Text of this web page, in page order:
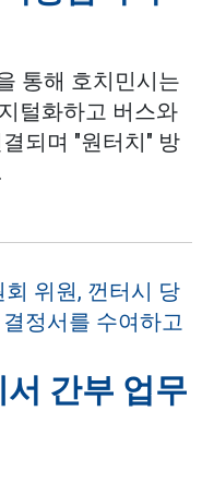
통해 호치민시는
털화하고 버스와
되며 "원터치" 방
간부 업무